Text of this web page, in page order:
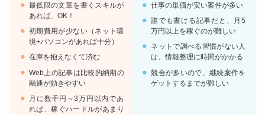
最低限の文章を書くスキルが
あれば、OK！
初期費用が少ない（ネット環
境+パソコンがあれば十分）
在庫を抱えなくて済む
Web上の記事は比較的納期の
融通が効きやすい
月に数千円～3万円以内であ
れば、稼ぐハードルがあまり
仕事の単価が安い案件が多い
誰でも書ける記事だと、月5
万円以上を稼ぐのが難しい
ネットで調べる習慣がない人
は、情報整理に時間がかかる
競合が多いので、継続案件を
ゲットするまでが難しい